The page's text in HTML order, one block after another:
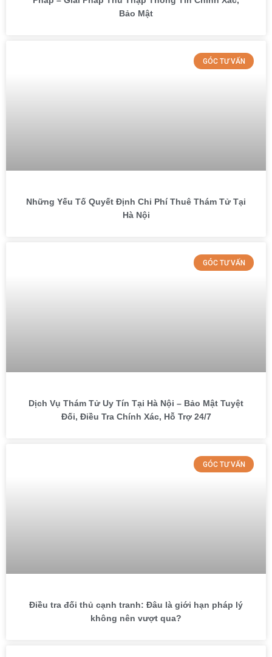
Bảo Mật
GÓC TƯ VẤN
Những Yếu Tố Quyết Định Chi Phí Thuê Thám Tử Tại
Hà Nội
GÓC TƯ VẤN
Dịch Vụ Thám Tử Uy Tín Tại Hà Nội – Bảo Mật Tuyệt
Đối, Điều Tra Chính Xác, Hỗ Trợ 24/7
GÓC TƯ VẤN
Điều tra đối thủ cạnh tranh: Đâu là giới hạn pháp lý
không nên vượt qua?